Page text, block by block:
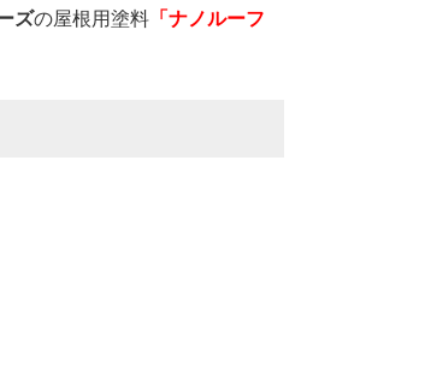
ズの屋根用塗料 「ナノルーフ